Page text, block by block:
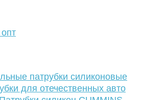
патрубки силиконовые
для отечественных авто